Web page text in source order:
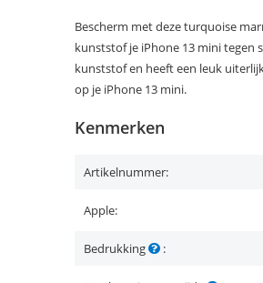
Bescherm met deze turquoise
kunststof je iPhone 13 mini tegen
kunststof en heeft een leuk
op je iPhone 13 mini.
Kenmerken
Artikelnummer:
Apple:
Bedrukking :